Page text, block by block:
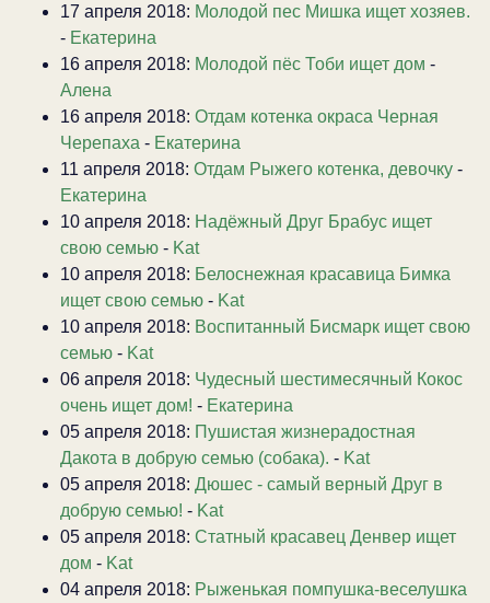
17 апреля 2018: Молодой пес Мишка ищет хозяев.
- Екатерина
16 апреля 2018: Молодой пёс Тоби ищет дом -
Алена
16 апреля 2018: Отдам котенка окраса Черная
Черепаха - Екатерина
11 апреля 2018: Отдам Рыжего котенка, девочку -
Екатерина
10 апреля 2018: Надёжный Друг Брабус ищет
свою семью - Kat
10 апреля 2018: Белоснежная красавица Бимка
ищет свою семью - Kat
10 апреля 2018: Воспитанный Бисмарк ищет свою
семью - Kat
06 апреля 2018: Чудесный шестимесячный Кокос
очень ищет дом! - Екатерина
05 апреля 2018: Пушистая жизнерадостная
Дакота в добрую семью (собака). - Kat
05 апреля 2018: Дюшес - самый верный Друг в
добрую семью! - Kat
05 апреля 2018: Статный красавец Денвер ищет
дом - Kat
04 апреля 2018: Рыженькая помпушка-веселушка